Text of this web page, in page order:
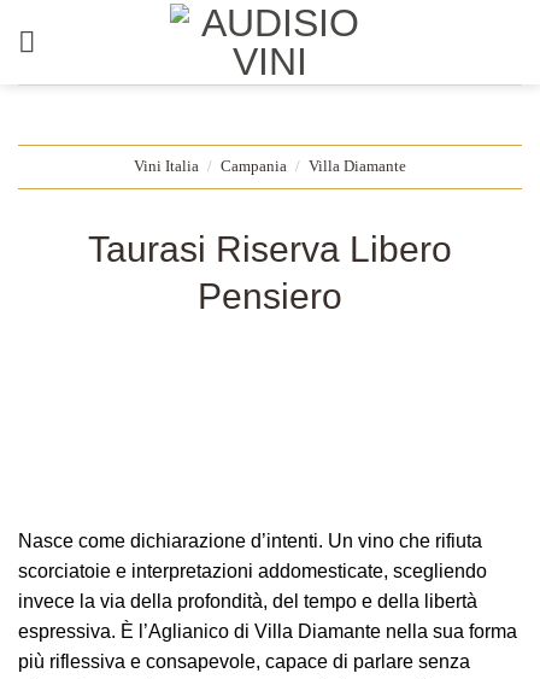
Vini Italia / Campania / Villa Diamante
Taurasi Riserva Libero
Pensiero
Nasce come dichiarazione d’intenti. Un vino che rifiuta
scorciatoie e interpretazioni addomesticate, scegliendo
invece la via della profondità, del tempo e della libertà
espressiva. È l’Aglianico di Villa Diamante nella sua forma
più riflessiva e consapevole, capace di parlare senza